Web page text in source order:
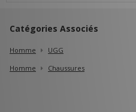
Catégories Associés
Homme
UGG
Homme
Chaussures